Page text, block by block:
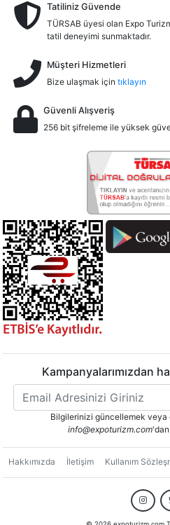
Tatiliniz Güvende
TÜRSAB üyesi olan Expo
tatil deneyimi sunmaktadır.
Müşteri Hizmetleri
Bize ulaşmak için tıklayın
Güvenli Alışveriş
256 bit şifreleme ile yüksek
Kampanyalarımızdan
Bilgilerinizi güncellemek veya
info@expoturizm.com
Hakkımızda İletişim Kullanım